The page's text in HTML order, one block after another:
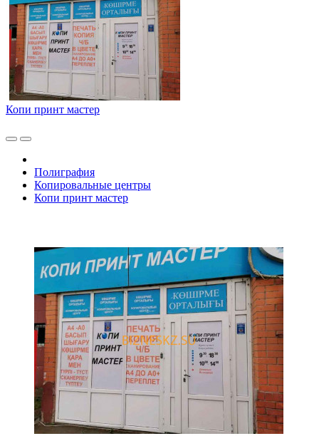
Копи принт мастер
Полиграфия
Копировальные центры
Копи принт мастер